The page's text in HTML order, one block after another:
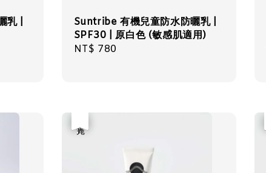
|
Suntribe 有機兒童防水防曬乳 |
SPF30 | 原白色 (敏感肌適用)
Regular
NT$ 780